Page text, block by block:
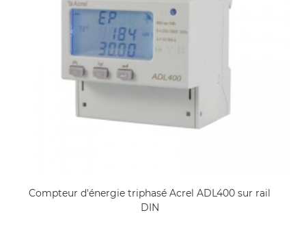
Compteur d'énergie triphasé Acrel ADL400 sur rail
DIN